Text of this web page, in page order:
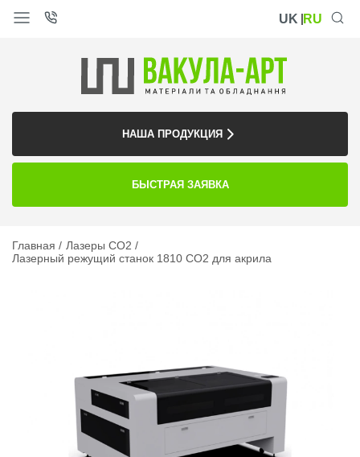
UK RU
НАША ПРОДУКЦИЯ
БЫСТРАЯ ЗАЯВКА
Главная
Лазеры CO2
Лазерный режущий станок 1810 CO2 для акрила